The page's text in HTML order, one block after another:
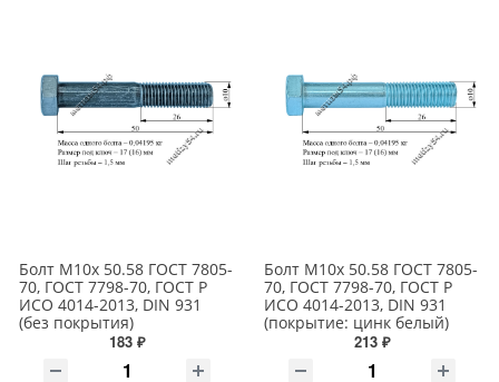
Болт М10х 50.58 ГОСТ 7805-
70, ГОСТ 7798-70, ГОСТ Р
ИСО 4014-2013, DIN 931
(без покрытия)
183 ₽
Болт М10х 50.58 ГОСТ 7805-
70, ГОСТ 7798-70, ГОСТ Р
ИСО 4014-2013, DIN 931
(покрытие: цинк белый)
213 ₽